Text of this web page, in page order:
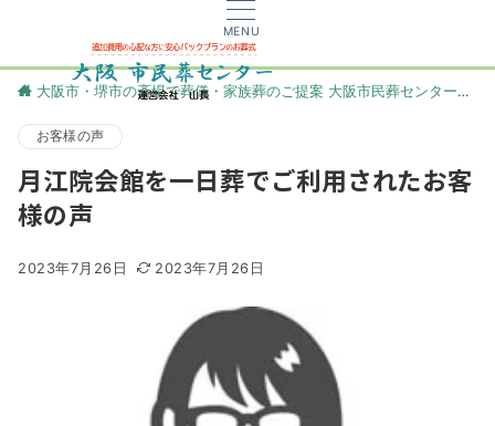
MENU
大阪市・堺市の斎場で葬儀・家族葬のご提案 大阪市民葬センター
お客様の声
月江院会館を一日葬でご利用されたお客
様の声
2023年7月26日 2023年7月26日